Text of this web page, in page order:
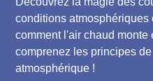
conditions atmosphériques
comment l'air chaud monte
comprenez les principes
atmosphérique !